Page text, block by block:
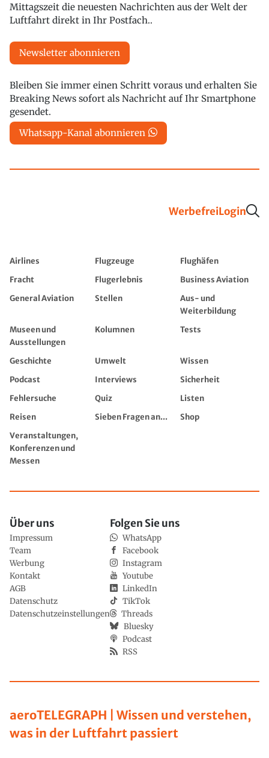
Mittagszeit die neuesten Nachrichten aus der Welt der
Luftfahrt direkt in Ihr Postfach..
Newsletter abonnieren
Bleiben Sie immer einen Schritt voraus und erhalten Sie
Breaking News sofort als Nachricht auf Ihr Smartphone
gesendet.
Whatsapp-Kanal abonnieren
WerbefreiLogin
Airlines Flugzeuge
Flughäfen
Fracht
Flugerlebnis
Business Aviation
General Aviation
Stellen
Aus- und
Weiterbildung
Museen und
Ausstellungen
Kolumnen Tests
Geschichte Umwelt
Wissen
Podcast
Interviews
Sicherheit
Fehlersuche
Quiz
Listen
Reisen
Sieben Fragen an...
Shop
Veranstaltungen,
Konferenzen und
Messen
aeroTELEGRAPH | Wissen und verstehen,
was in der Luftfahrt passiert
Über uns
Impressum
Team
Werbung
Kontakt
AGB
Datenschutz
Datenschutzeinstellungen
Folgen Sie uns
WhatsApp
Facebook
Instagram
Youtube
LinkedIn
TikTok
Threads
Bluesky
Podcast
RSS